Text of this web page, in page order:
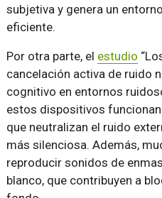
subjetiva y genera un
eficiente.
Por otra parte, el estudio
cancelación activa de ruido
cognitivo en entornos
estos dispositivos
que neutralizan el ruido
más silenciosa. Además,
reproducir sonidos de
blanco, que contribuyen a